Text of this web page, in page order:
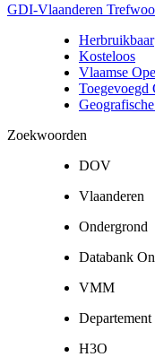
GDI-Vlaanderen
Herbruikbaar
Kosteloos
Vlaamse
Zoekwoorden
DOV
Vlaanderen
Ondergrond
Databank
VMM
H3O